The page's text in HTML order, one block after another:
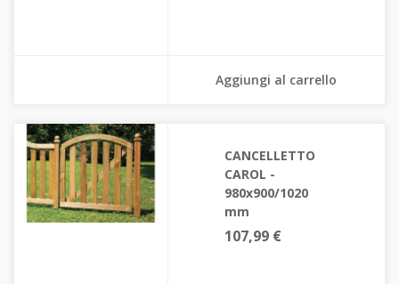
Aggiungi al carrello
CANCELLETTO
CAROL -
980x900/1020
mm
107,99 €